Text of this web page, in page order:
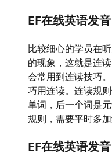
EF在线英语发
比较细心的学员在
的现象，这就是连
会常用到连读技巧
巧用连读。连读规
单词，后一个词是
规则，需要平时多加
EF在线英语发